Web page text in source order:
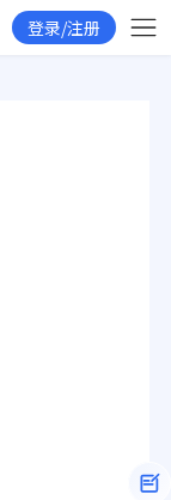
登录/注册